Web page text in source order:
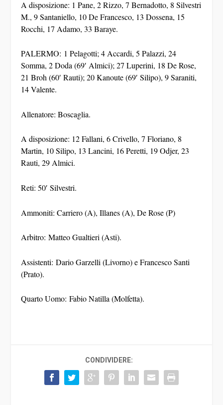
A disposizione: 1 Pane, 2 Rizzo, 7 Bernadotto, 8 Silvestri
M., 9 Santaniello, 10 De Francesco, 13 Dossena, 15
Rocchi, 17 Adamo, 33 Baraye.
PALERMO: 1 Pelagotti; 4 Accardi, 5 Palazzi, 24
Somma, 2 Doda (69′ Almici); 27 Luperini, 18 De Rose,
21 Broh (60′ Rauti); 20 Kanoute (69′ Silipo), 9 Saraniti,
14 Valente.
Allenatore: Boscaglia.
A disposizione: 12 Fallani, 6 Crivello, 7 Floriano, 8
Martin, 10 Silipo, 13 Lancini, 16 Peretti, 19 Odjer, 23
Rauti, 29 Almici.
Reti: 50′ Silvestri.
Ammoniti: Carriero (A), Illanes (A), De Rose (P)
Arbitro: Matteo Gualtieri (Asti).
Assistenti: Dario Garzelli (Livorno) e Francesco Santi
(Prato).
Quarto Uomo: Fabio Natilla (Molfetta).
CONDIVIDERE: